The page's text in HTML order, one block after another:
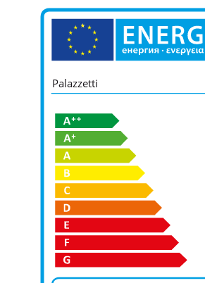
Palazzetti